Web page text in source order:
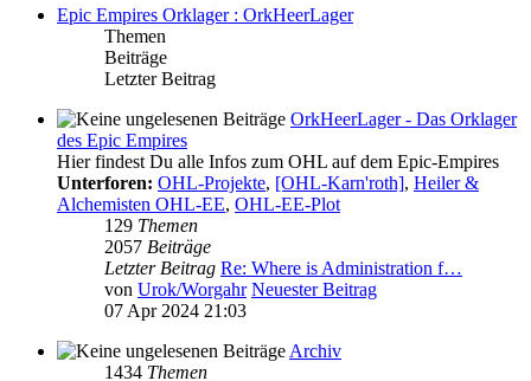
Epic Empires Orklager : OrkHeerLager
Themen
Beiträge
Letzter Beitrag
OrkHeerLager - Das Orklager
des Epic Empires
Hier findest Du alle Infos zum OHL auf dem Epic-Empires
Unterforen: OHL-Projekte, [OHL-Karn'roth], Heiler &
Alchemisten OHL-EE, OHL-EE-Plot
129 Themen
2057 Beiträge
Letzter Beitrag Re: Where is Administration f…
von Urok/Worgahr Neuester Beitrag
07 Apr 2024 21:03
Archiv
1434 Themen